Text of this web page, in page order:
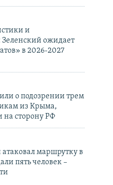
и
Зеленский ожидает
в 2026-2027
о подозрении трем
из Крыма,
на сторону РФ
маршрутку в
пять человек –